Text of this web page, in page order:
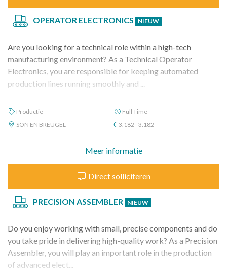
OPERATOR ELECTRONICS NIEUW
Are you looking for a technical role within a high-tech
manufacturing environment? As a Technical Operator
Electronics, you are responsible for keeping automated
production lines running smoothly and ...
Productie
Full Time
SON EN BREUGEL
3.182 - 3.182
Meer informatie
Direct solliciteren
PRECISION ASSEMBLER NIEUW
Do you enjoy working with small, precise components and do
you take pride in delivering high-quality work? As a Precision
Assembler, you will play an important role in the production
of advanced elect...